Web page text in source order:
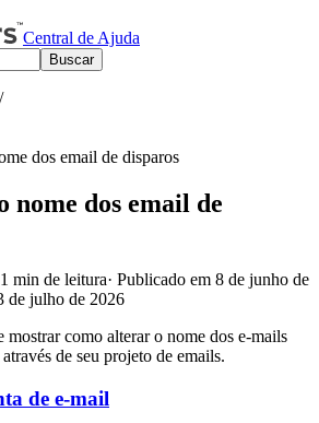
Central de Ajuda
Buscar
/
dos email de disparos
nome dos email de
1 min de leitura· Publicado em 8 de junho de
de julho de 2026
mostrar como alterar o nome dos e-mails
de seu projeto de emails.
de e-mail